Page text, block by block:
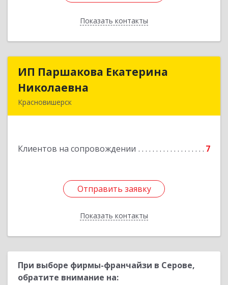
Показать контакты
Назад
ИП Паршакова Екатерина
Николаевна
Красновишерск
Клиентов на сопровождении 7
Отправить заявку
Показать контакты
ИП Паршакова Екатерина
Подробнее
Отправить заявку
Назад
При выборе фирмы-франчайзи в Серове,
обратите внимание на: